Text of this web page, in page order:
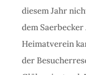
diesem Jahr
dem
Heimatverein
der